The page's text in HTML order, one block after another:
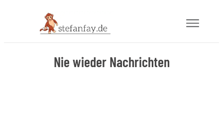
Nie wieder Nachrichten